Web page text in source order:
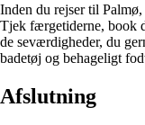
Inden du rejser til
Tjek færgetiderne, book
de seværdigheder, du
badetøj og behageligt
Afslutning